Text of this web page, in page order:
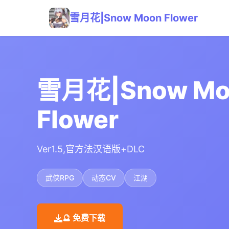
雪月花|Snow Moon Flower
雪月花|Snow
Flower
Ver1.5,官方法汉语版+DLC
武侠RPG 动态CV 江湖
🔮 免费下载